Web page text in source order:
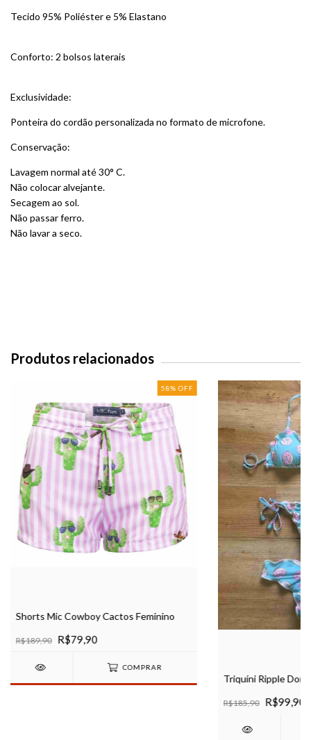
Tecido 95% Poliéster e 5% Elastano
Conforto: 2 bolsos laterais
Exclusividade:
Ponteira do cordão personalizada no formato de microfone.
Conservação:
Lavagem normal até 30° C.
Não colocar alvejante.
Secagem ao sol.
Não passar ferro.
Não lavar a seco.
Produtos relacionados
58%OFF
Shorts Mic Cowboy Cactos Feminino
R$189,90 R$79,90
COMPRAR
Triquíni Ripple
R$185,90 R$99,90